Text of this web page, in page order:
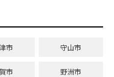
市 守山市
市 野洲市